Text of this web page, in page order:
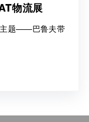
物流展
主题——巴鲁夫带